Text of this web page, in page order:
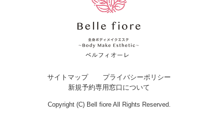
サイトマップ
プライバシーポリシー
新規予約専用窓口について
Copyright (C) Bell fiore All Rights Reserved.